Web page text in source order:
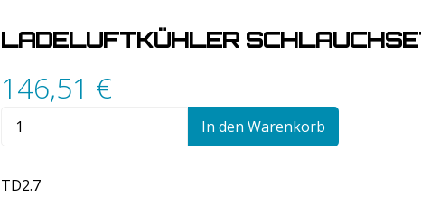
LADELUFTKÜHLER
146,51 €
Schlauchset
TD2.7
Menge
In den Warenkorb
TD2.7